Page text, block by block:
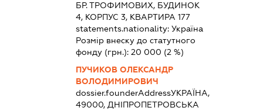
БР. ТРОФИМОВИХ, БУДИНОК
4, КОРПУС 3, КВАРТИРА 177
statements.nationality:Україна
Розмір внеску до статутного
фонду (грн.):20 000 (2 %)
ПУЧИКОВ ОЛЕКСАНДР
ВОЛОДИМИРОВИЧ
dossier.founderAddressУКРАЇНА,
49000, ДНІПРОПЕТРОВСЬКА